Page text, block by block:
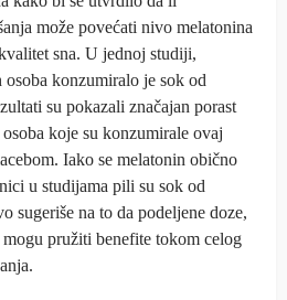
može povećati nivo melatonina
sna. U jednoj studiji,
osoba konzumiralo je sok od
su pokazali značajan porast
koje su konzumirale ovaj
Iako se melatonin obično
u studijama pili su sok od
sugeriše na to da podeljene doze,
pružiti benefite tokom celog